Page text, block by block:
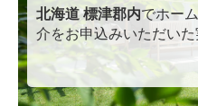
北海道 標津郡内でホー
介をお申込みいただい